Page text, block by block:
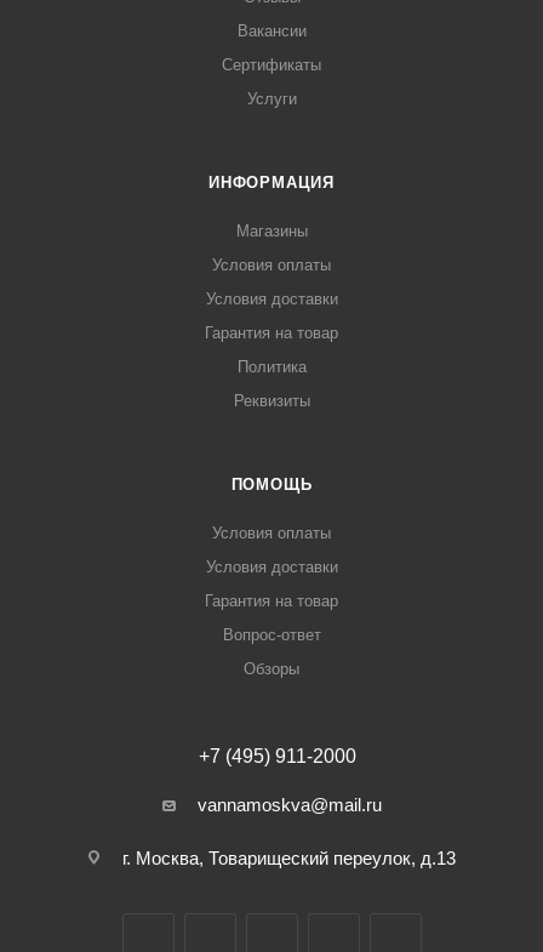
Вакансии
Сертификаты
Услуги
ИНФОРМАЦИЯ
Магазины
Условия оплаты
Условия доставки
Гарантия на товар
Политика
Реквизиты
ПОМОЩЬ
Условия оплаты
Условия доставки
Гарантия на товар
Вопрос-ответ
Обзоры
+7 (495) 911-2000
vannamoskva@mail.ru
г. Москва, Товарищеский переулок, д.13